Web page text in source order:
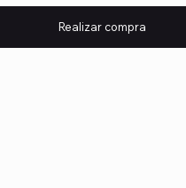
Realizar compra